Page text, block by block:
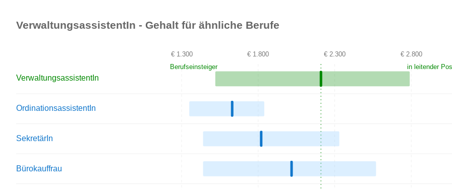
VerwaltungsassistentIn - Gehalt für ähnliche Berufe
VerwaltungsassistentIn
OrdinationsassistentIn
SekretärIn
Bürokauffrau
€ 1.300 € 1.800 € 2.300 € 2.800
Berufseinsteiger in leitender